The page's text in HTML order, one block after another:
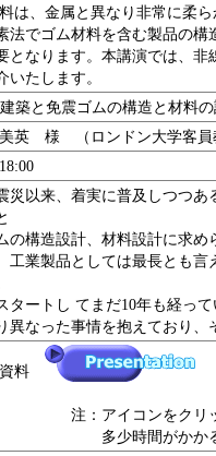
は、金属と異なり非常に柔
法でゴム材料を含む製品の
となります。本講演では、非
いたします。
築と免震ゴムの構造と材料
英 様 （ロンドン大学客員
災以来、着実に普及しつつ
の構造設計、材料設計に求
工業製品としては最長とも
タートし てまだ10年も経っ
異なった事情を抱えており
資料
イコンをクリックしま
間がかかる場合があ